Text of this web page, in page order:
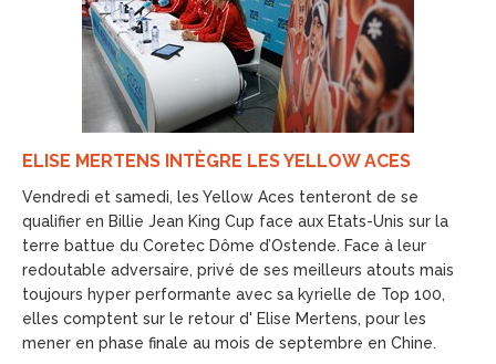
ELISE MERTENS INTÈGRE LES YELLOW ACES
Vendredi et samedi, les Yellow Aces tenteront de se
qualifier en Billie Jean King Cup face aux Etats-Unis sur la
terre battue du Coretec Dôme d’Ostende. Face à leur
redoutable adversaire, privé de ses meilleurs atouts mais
toujours hyper performante avec sa kyrielle de Top 100,
elles comptent sur le retour d' Elise Mertens, pour les
mener en phase finale au mois de septembre en Chine.